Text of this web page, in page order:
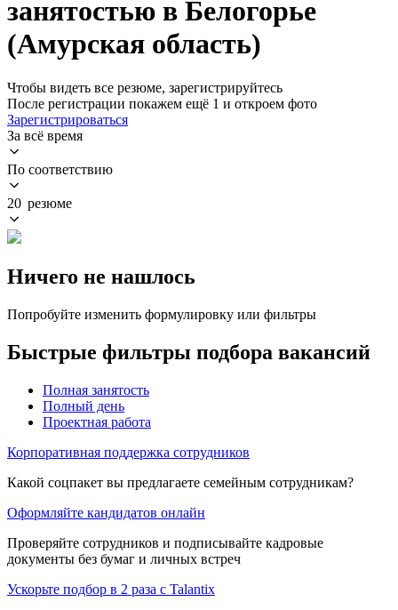
занятостью в Белогорье
(Амурская область)
Чтобы видеть все резюме, зарегистрируйтесь
После регистрации покажем ещё 1 и откроем фото
Зарегистрироваться
За всё время
По соответствию
20 резюме
Ничего не нашлось
Попробуйте изменить формулировку или фильтры
Быстрые фильтры подбора вакансий
Полная занятость
Полный день
Проектная работа
Корпоративная поддержка сотрудников
Какой соцпакет вы предлагаете семейным сотрудникам?
Оформляйте кандидатов онлайн
Проверяйте сотрудников и подписывайте кадровые
документы без бумаг и личных встреч
Ускорьте подбор в 2 раза с Talantix